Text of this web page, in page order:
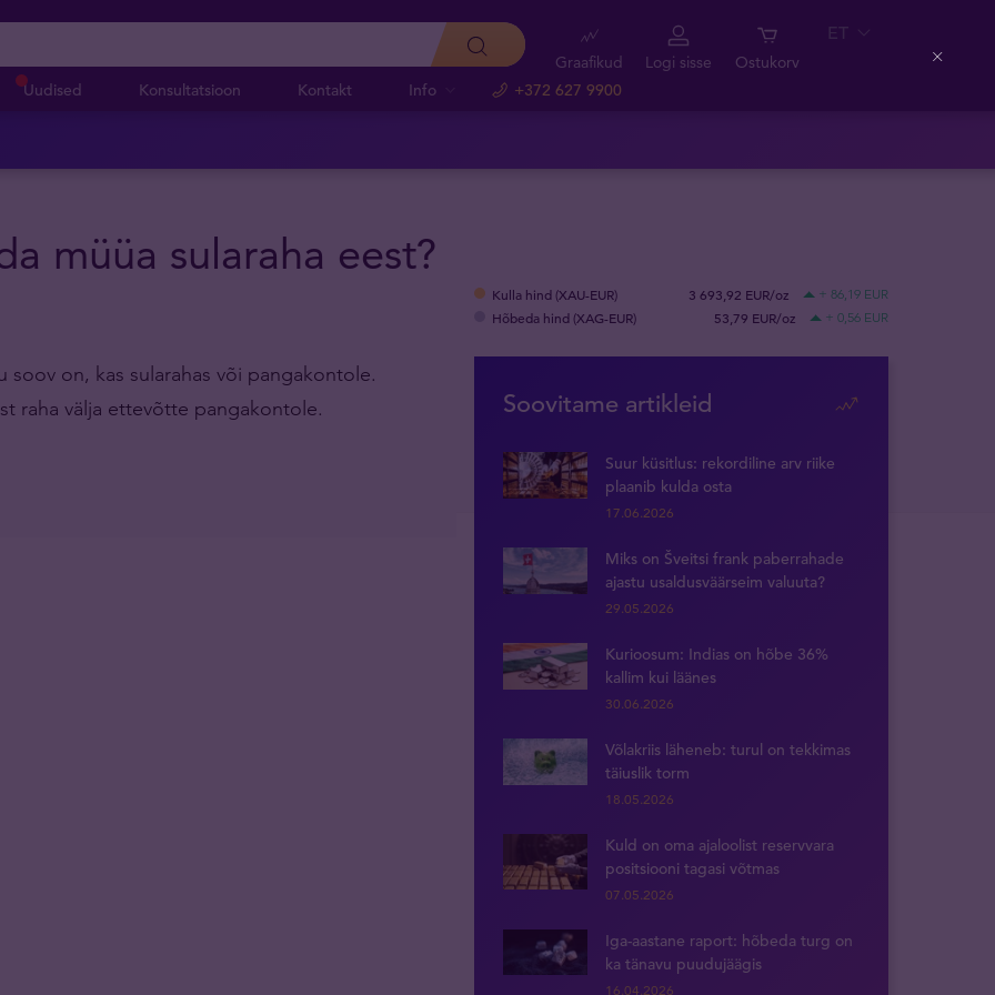
Uudised Konsultatsioon Kontakt Info +372 627 9900
Graafikud Logi sisse Ostukorv
ET
müüa sularaha eest?
Kulla hind (XAU-EUR) 3 693,92 EUR/oz + 86,19 EUR
Hõbeda hind (XAG-EUR) 53,79 EUR/oz + 0,56 EUR
soov on, kas sularahas või pangakontole.
raha välja ettevõtte pangakontole.
Soovitame artikleid
Suur küsitlus: rekordiline arv riike
plaanib kulda osta
17.06.2026
Miks on Šveitsi frank paberrahade
ajastu usaldusväärseim valuuta?
29.05.2026
Kurioosum: Indias on hõbe 36%
kallim kui läänes
30.06.2026
Võlakriis läheneb: turul on tekkimas
täiuslik torm
18.05.2026
Kuld on oma ajaloolist reservvara
positsiooni tagasi võtmas
07.05.2026
Iga-aastane raport: hõbeda turg on
ka tänavu puudujäägis
16.04.2026
Close